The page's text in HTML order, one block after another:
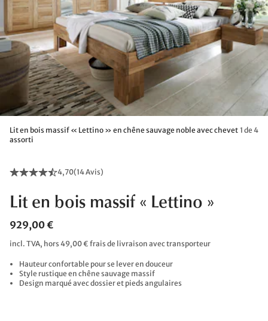
Lit en bois massif « Lettino » en chêne sauvage noble avec chevet
assorti
1 de 4
4,70(14 Avis)
Lit en bois massif « Lettino »
929,00 €
incl. TVA, hors 49,00 € frais de livraison avec transporteur
Hauteur confortable pour se lever en douceur
Style rustique en chêne sauvage massif
Design marqué avec dossier et pieds angulaires